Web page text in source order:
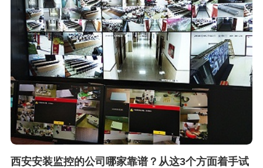
西安安装监控的公司哪家靠谱？从这3个方面着手试